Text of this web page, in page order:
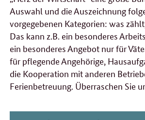
Auswahl und die Auszeichnung
vorgegebenen Kategorien: was
Das kann z.B. ein besonderes
ein besonderes Angebot nur für
für pflegende Angehörige,
die Kooperation mit anderen
Ferienbetreuung. Überraschen Sie